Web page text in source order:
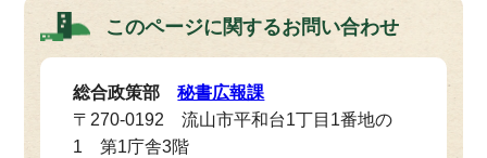
このページに関するお問い合わせ
総合政策部秘書広報課
〒270-0192 流山市平和台1丁目1番地の
1 第1庁舎3階